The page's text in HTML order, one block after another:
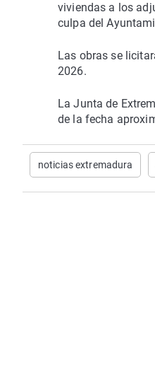
viviendas a los
culpa del
Las obras se
2026.
La Junta de
de la fecha
noticias extremadura